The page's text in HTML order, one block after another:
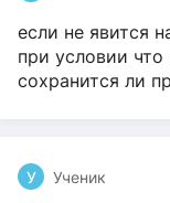
если не явится
при условии
сохранится ли
У Ученик